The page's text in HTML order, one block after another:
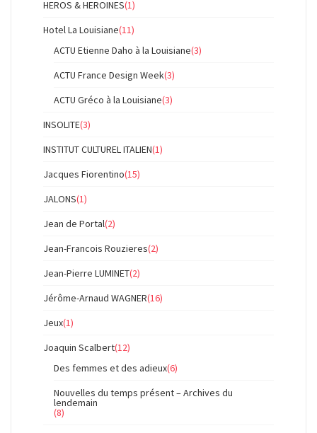
HEROS & HEROINES(1)
Hotel La Louisiane(11)
ACTU Etienne Daho à la Louisiane(3)
ACTU France Design Week(3)
ACTU Gréco à la Louisiane(3)
INSOLITE(3)
INSTITUT CULTUREL ITALIEN(1)
Jacques Fiorentino(15)
JALONS(1)
Jean de Portal(2)
Jean-Francois Rouzieres(2)
Jean-Pierre LUMINET(2)
Jérôme-Arnaud WAGNER(16)
Jeux(1)
Joaquin Scalbert(12)
Des femmes et des adieux(6)
Nouvelles du temps présent – Archives du
lendemain
(8)